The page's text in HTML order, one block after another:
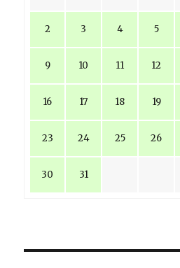
2 3 4 5
9 10 11 12
16 17 18 19
23 24 25 26
30 31